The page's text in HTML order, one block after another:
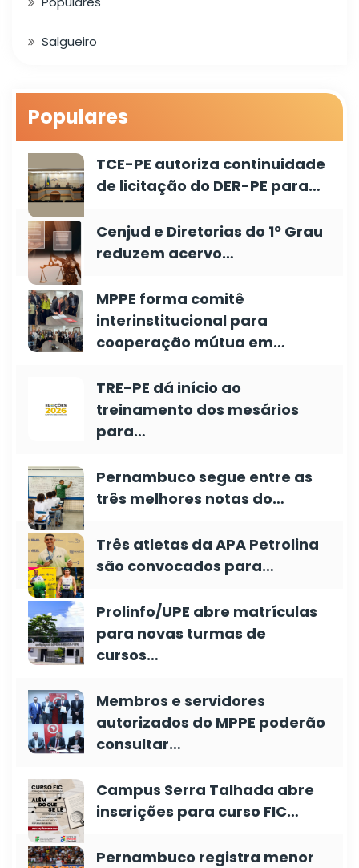
Salgueiro
Populares
TCE-PE autoriza continuidade
de licitação do DER-PE para…
Cenjud e Diretorias do 1º Grau
reduzem acervo…
MPPE forma comitê
interinstitucional para
cooperação mútua em…
TRE-PE dá início ao
treinamento dos mesários
para…
Pernambuco segue entre as
três melhores notas do…
Três atletas da APA Petrolina
são convocados para…
Prolinfo/UPE abre matrículas
para novas turmas de
cursos…
Membros e servidores
autorizados do MPPE poderão
consultar…
Campus Serra Talhada abre
inscrições para curso FIC…
Pernambuco registra menor